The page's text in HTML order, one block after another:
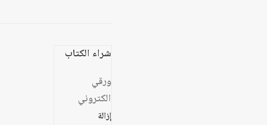
شراء الكتاب
ورقي
الكتروني
إزالة